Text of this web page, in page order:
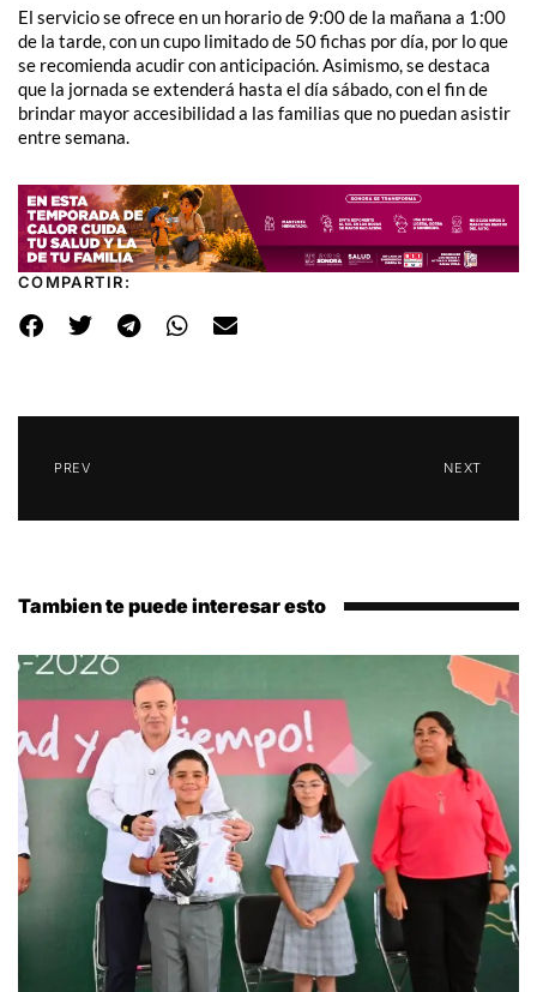
El servicio se ofrece en un horario de 9:00 de la mañana a 1:00
de la tarde, con un cupo limitado de 50 fichas por día, por lo que
se recomienda acudir con anticipación. Asimismo, se destaca
que la jornada se extenderá hasta el día sábado, con el fin de
brindar mayor accesibilidad a las familias que no puedan asistir
entre semana.
COMPARTIR:
PREV NEXT
Tambien te puede interesar esto